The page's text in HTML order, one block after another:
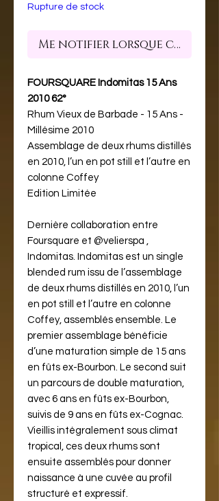
Rupture de stock
Me notifier lorsque cet
FOURSQUARE Indomitas 15 Ans
2010 62°
Rhum Vieux de Barbade - 15 Ans -
Millésime 2010
Assemblage de deux rhums distillés
en 2010, l’un en pot still et l’autre en
colonne Coffey
Edition Limitée
Dernière collaboration entre
Foursquare et @velierspa ,
Indomitas. Indomitas est un single
blended rum issu de l’assemblage
de deux rhums distillés en 2010, l’un
en pot still et l’autre en colonne
Coffey, assemblés ensemble. Le
premier assemblage bénéficie
d’une maturation simple de 15 ans
en fûts ex-Bourbon. Le second suit
un parcours de double maturation,
avec 6 ans en fûts ex-Bourbon,
suivis de 9 ans en fûts ex-Cognac.
Vieillis intégralement sous climat
tropical, ces deux rhums sont
ensuite assemblés pour donner
naissance à une cuvée au profil
structuré et expressif.